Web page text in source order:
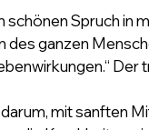
schönen Spruch in
des ganzen
Der
mit sanften